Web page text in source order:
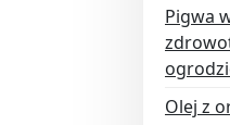
Pigwa
Olej z